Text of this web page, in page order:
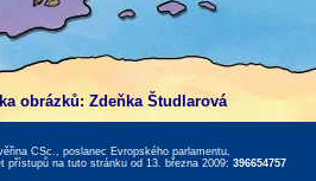
obrázků: Zdeňka Študlarová
CSc., poslanec Evropského parlamentu,
přístupů na tuto stránku od 13. března 2009: 396654757